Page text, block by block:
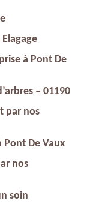
à Pont De
– 01190
par nos
Pont De Vaux
nos
soin